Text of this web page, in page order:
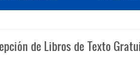
de Libros de Texto